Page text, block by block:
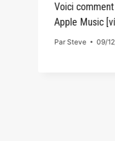
Voici
Apple Music
ParSteve 09/